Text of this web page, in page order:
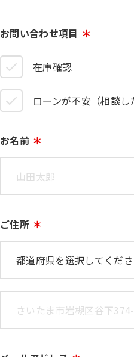
お問い合わせ項目
在庫確認
ローンが不安（相談し
お名前
ご住所